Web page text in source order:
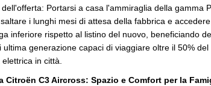
dell'offerta: Portarsi a casa l'ammiraglia della gamma
i lunghi mesi di attesa della fabbrica e
inferiore rispetto al listino del nuovo, beneficiando
ultima generazione capaci di viaggiare oltre il 50% del
in città.
Citroën C3 Aircross: Spazio e Comfort per la